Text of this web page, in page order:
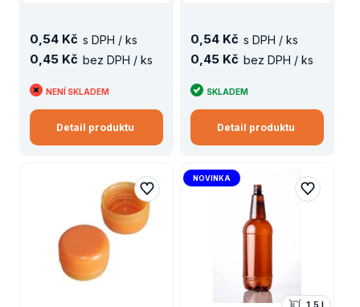
0,54 Kč s DPH / ks
0,45 Kč bez DPH / ks
NENÍ SKLADEM
Detail produktu
0,54 Kč s DPH / ks
0,45 Kč bez DPH / ks
SKLADEM
Detail produktu
NOVINKA
1,5 l